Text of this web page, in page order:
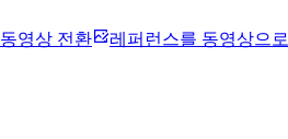
동영상 전환 레퍼런스를 동영상으로